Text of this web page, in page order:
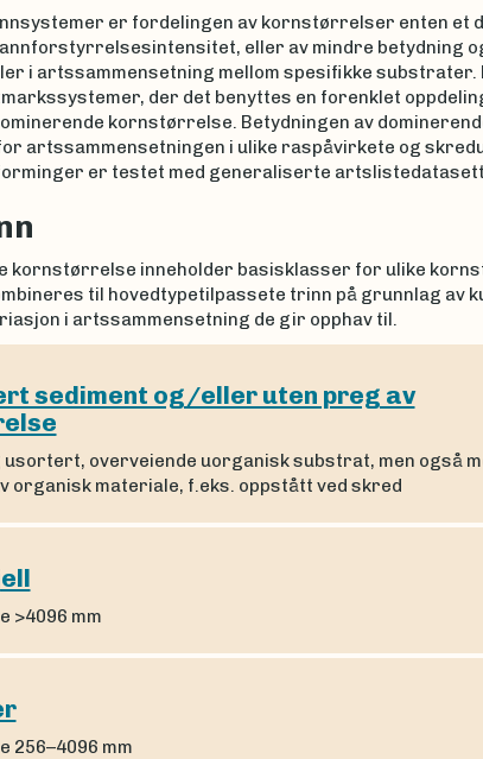
er fordelingen av kornstørrelser enten et
eller av mindre betydning
i artssammensetning mellom spesifikke substrater.
der det benyttes en forenklet
kornstørrelse. Betydningen av
artssammensetningen i ulike raspåvirkete og
er testet med generaliserte
kornstørrelse inneholder basisklasser for ulike
til hovedtypetilpassete trinn på grunnlag av
i artssammensetning de gir opphav til.
sediment og/eller uten preg av
usortert, overveiende uorganisk substrat, men også
organisk materiale, f.eks. oppstått ved skred
>4096 mm
256–4096 mm